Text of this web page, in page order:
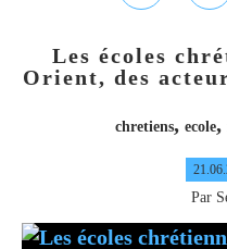
Les écoles
Orient, des
chretiens, ecole,
Par